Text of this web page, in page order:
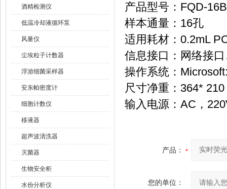
酒精检测仪
低温冷却液循环泵
风量仪
尘埃粒子计数器
浮游细菌采样器
安东帕密度计
细胞计数仪
移液器
超声波清洗器
灭菌器
生物安全柜
水份分析仪
产品型号：FQD-16B
样本通量：16孔
适用耗材：0.2mL
信息接口：网络接
操作系统：
尺寸净重：364*
输入电源：AC，
产品：
您的单位：